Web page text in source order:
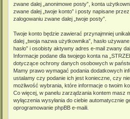
zwane dalej „anonimowe posty”, konta
zwane dalej „twoje konto” i posty napisane
zalogowaniu zwane dalej „twoje posty”.
Twoje konto będzie zawierać przynajmniej
dalej „twoja nazwa użytkownika”, hasło
hasło” i osobisty aktywny adres e-mail zwany
Informacje podane dla twojego konta na
dotyczące ochrony danych osobowych w
Mamy prawo wymagać podania dodatkowych
ustalamy czy podanie ich jest konieczne, czy
możliwość wybrania, które informacje o twoim
Co więcej, w panelu zarządzania kontem masz
wyłączenia wysyłania do ciebie automatycznie
oprogramowanie phpBB e-maili.